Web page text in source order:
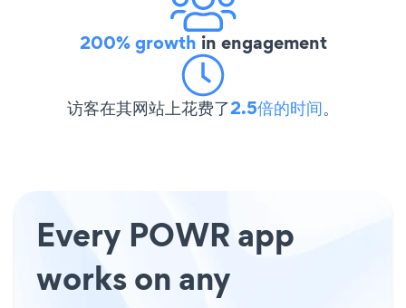
200% growth in engagement
访客在其网站上花费了2.5倍的时间。
Every POWR app
works on any